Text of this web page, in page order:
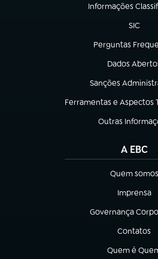
Informações
(abre em nova aba)
SIC
(abre
Perguntas
(abre em nova
Dados
(abre em nova
Sanções
(abre em nova
Ferramentas e Aspectos
(abre em nova aba)
Outras
(abre em nova
A EBC
Quem somos
(abre em
Imprensa
(abre em
Governança
(abre em nova aba)
Contatos
(abre em
Quem é
(abre em nova